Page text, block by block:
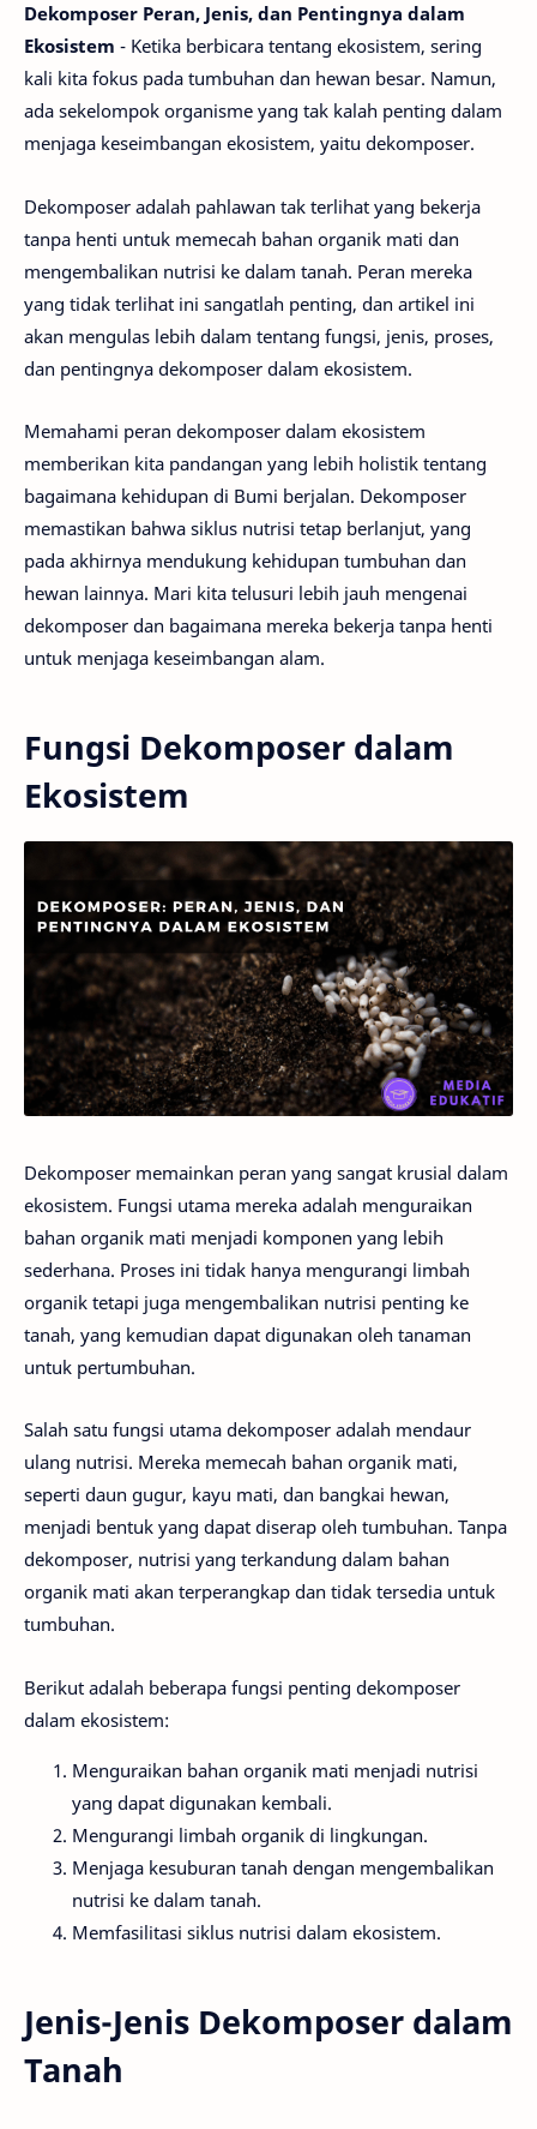
Dekomposer Peran, Jenis, dan Pentingnya dalam
Ekosistem - Ketika berbicara tentang ekosistem, sering
kali kita fokus pada tumbuhan dan hewan besar. Namun,
ada sekelompok organisme yang tak kalah penting dalam
menjaga keseimbangan ekosistem, yaitu dekomposer.
Dekomposer adalah pahlawan tak terlihat yang bekerja
tanpa henti untuk memecah bahan organik mati dan
mengembalikan nutrisi ke dalam tanah. Peran mereka
yang tidak terlihat ini sangatlah penting, dan artikel ini
akan mengulas lebih dalam tentang fungsi, jenis, proses,
dan pentingnya dekomposer dalam ekosistem.
Memahami peran dekomposer dalam ekosistem
memberikan kita pandangan yang lebih holistik tentang
bagaimana kehidupan di Bumi berjalan. Dekomposer
memastikan bahwa siklus nutrisi tetap berlanjut, yang
pada akhirnya mendukung kehidupan tumbuhan dan
hewan lainnya. Mari kita telusuri lebih jauh mengenai
dekomposer dan bagaimana mereka bekerja tanpa henti
untuk menjaga keseimbangan alam.
Fungsi Dekomposer dalam
Ekosistem
Dekomposer memainkan peran yang sangat krusial dalam
ekosistem. Fungsi utama mereka adalah menguraikan
bahan organik mati menjadi komponen yang lebih
sederhana. Proses ini tidak hanya mengurangi limbah
organik tetapi juga mengembalikan nutrisi penting ke
tanah, yang kemudian dapat digunakan oleh tanaman
untuk pertumbuhan.
Salah satu fungsi utama dekomposer adalah mendaur
ulang nutrisi. Mereka memecah bahan organik mati,
seperti daun gugur, kayu mati, dan bangkai hewan,
menjadi bentuk yang dapat diserap oleh tumbuhan. Tanpa
dekomposer, nutrisi yang terkandung dalam bahan
organik mati akan terperangkap dan tidak tersedia untuk
tumbuhan.
Berikut adalah beberapa fungsi penting dekomposer
dalam ekosistem:
Menguraikan bahan organik mati menjadi nutrisi
yang dapat digunakan kembali.
Mengurangi limbah organik di lingkungan.
Menjaga kesuburan tanah dengan mengembalikan
nutrisi ke dalam tanah.
Memfasilitasi siklus nutrisi dalam ekosistem.
Jenis-Jenis Dekomposer dalam
Tanah